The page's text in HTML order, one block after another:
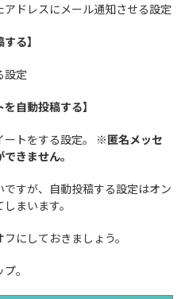
ドレスにメール通知させる設定
る】
設定
自動投稿する】
トをする設定。 ※匿名メッセ
きません。
すが、自動投稿する設定はオン
まいます。
にしておきましょう。
。